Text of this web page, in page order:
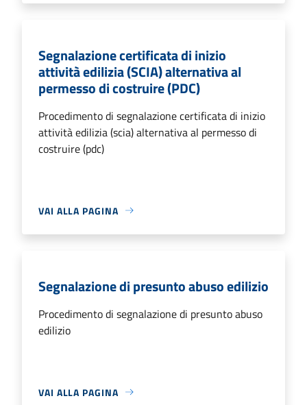
Segnalazione certificata di inizio
attività edilizia (SCIA) alternativa al
permesso di costruire (PDC)
Procedimento di segnalazione certificata di inizio
attività edilizia (scia) alternativa al permesso di
costruire (pdc)
VAI ALLA PAGINA
Segnalazione di presunto abuso edilizio
Procedimento di segnalazione di presunto abuso
edilizio
VAI ALLA PAGINA